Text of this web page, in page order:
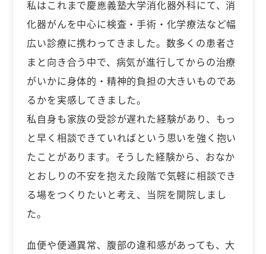
私はこれまで慶應義塾大学消化器外科にて、消
化器がんを中心に検査・手術・化学療法など幅
広い診療に携わってきました。数多くの患者さ
まと向き合う中で、病気が進行してからの治療
がいかに身体的・精神的負担の大きいものであ
るかを実感してきました。
私自身も家族の受診が遅れた経験があり、もっ
と早く相談できていればという思いを強く抱い
たことがあります。そうした経験から、おなか
とおしりの不安を抱えた段階で気軽に相談でき
る場をつくりたいと考え、当院を開院しまし
た。
血便や便通異常、腹部の違和感があっても、大